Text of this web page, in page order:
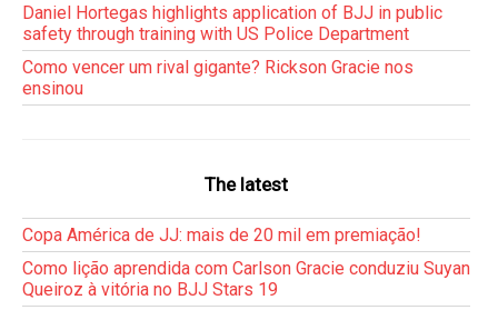
Daniel Hortegas highlights application of BJJ in public
safety through training with US Police Department
Como vencer um rival gigante? Rickson Gracie nos
ensinou
The latest
Copa América de JJ: mais de 20 mil em premiação!
Como lição aprendida com Carlson Gracie conduziu Suyan
Queiroz à vitória no BJJ Stars 19